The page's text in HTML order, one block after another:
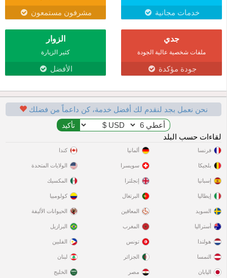
خدمات مجانية مشرفون مستمعون
جدي
ملفات شخصية عالية الجودة
جودة مؤكدة
الزوار
كثير الزيارة
الأفضل
نحن نعمل بجد لنقدم لك أفضل خدمة، كن داعماً من فضلك
لقاءات حسب البلد
فرنسا
بلجيكا
إسبانيا
إيطاليا
السويد
ألمانيا
سويسرا
إنجلترا
البرتغال
المعاقين
كندا
الولايات المتحدة
المكسيك
كولومبيا
الحيوانات الأليفة
أستراليا
هولندا
النمسا
اليابان
المغرب
تونس
الجزائر
مصر
البرازيل
الفلبين
لبنان
الخليج